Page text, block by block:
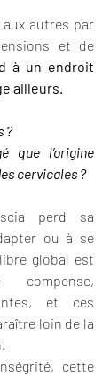
autres par
et de
à un endroit
ailleurs.
?
que l’origine
cervicales ?
perd sa
ou à se
global est
et ces
loin de la
cette